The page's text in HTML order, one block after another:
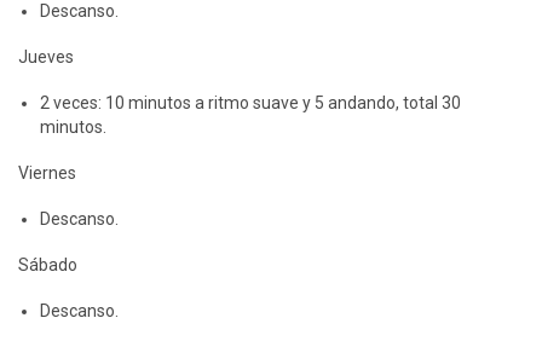
Descanso.
Jueves
2 veces: 10 minutos a ritmo suave y 5 andando, total 30
minutos.
Viernes
Descanso.
Sábado
Descanso.